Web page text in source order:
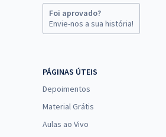
Foi aprovado?
Envie-nos a sua história!
PÁGINAS ÚTEIS
Depoimentos
Material Grátis
Aulas ao Vivo